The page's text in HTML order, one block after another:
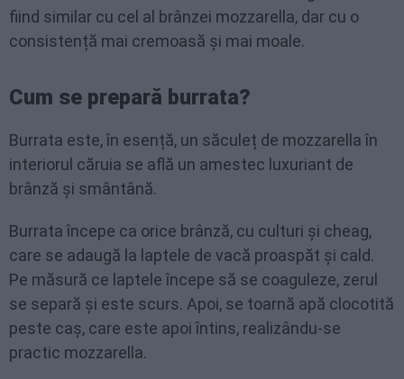
fiind similar cu cel al brânzei mozzarella, dar cu o
consistență mai cremoasă și mai moale.
Cum se prepară burrata?
Burrata este, în esență, un săculeț de mozzarella în
interiorul căruia se află un amestec luxuriant de
brânză și smântână.
Burrata începe ca orice brânză, cu culturi și cheag,
care se adaugă la laptele de vacă proaspăt și cald.
Pe măsură ce laptele începe să se coaguleze, zerul
se separă și este scurs. Apoi, se toarnă apă clocotită
peste caș, care este apoi întins, realizându-se
practic mozzarella.